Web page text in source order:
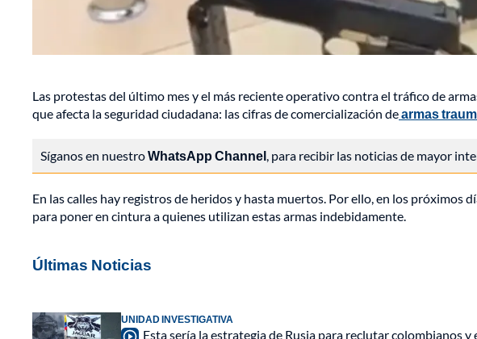
Las protestas del último mes y el más reciente operativo contra el tráfico de
que afecta la seguridad ciudadana: las cifras de comercialización dearmas
Síganos en nuestroWhatsApp Channel, para recibir las noticias de mayor
En las calles hay registros de heridos y hasta muertos. Por ello, en los
para poner en cintura a quienes utilizan estas armas indebidamente.
Últimas Noticias
UNIDAD INVESTIGATIVA
Esta sería la estrategia de Rusia para reclutar colombianos